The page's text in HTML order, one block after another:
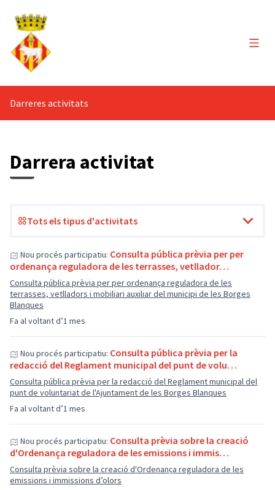
Darreres activitats
Darrera activitat
Tots els tipus d'activitats
Fa al voltant d’1 mes
Nou procés participatiu: Consulta pública prèvia per per
ordenança reguladora de les terrasses, vetllador…
Consulta pública prèvia per per ordenança reguladora de les
terrasses, vetlladors i mobiliari auxiliar del municipi de les Borges
Blanques
Fa al voltant d’1 mes
Nou procés participatiu: Consulta pública prèvia per la
redacció del Reglament municipal del punt de volu…
Consulta pública prèvia per la redacció del Reglament municipal del
punt de voluntariat de l'Ajuntament de les Borges Blanques
Nou procés participatiu: Consulta prèvia sobre la creació
d'Ordenança reguladora de les emissions i immis…
Consulta prèvia sobre la creació d'Ordenança reguladora de les
emissions i immissions d’olors